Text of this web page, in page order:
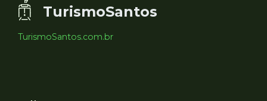
TurismoSantos
TurismoSantos.com.br